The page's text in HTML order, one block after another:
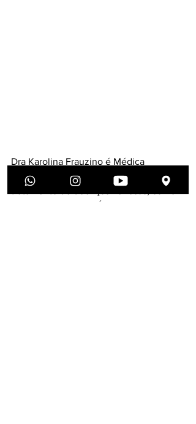
Dra Karolina Frauzino é Médica
Angiologista em Brasília, focada no